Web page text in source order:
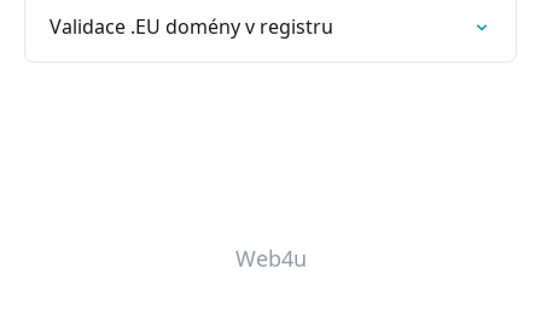
Validace .EU domény v registru
Web4u